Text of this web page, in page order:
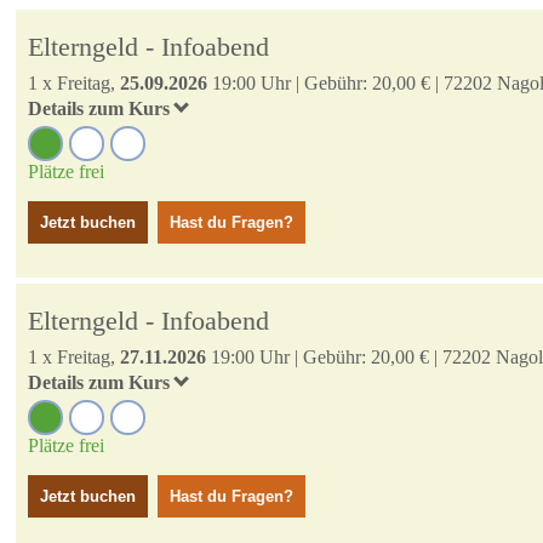
Elterngeld - Infoabend
1 x Freitag, 25.09.2026 19:00 Uhr | Gebühr: 20,00 € | 72202
Details zum Kurs
Plätze frei
Jetzt buchen Hast du Fragen?
Elterngeld - Infoabend
1 x Freitag, 27.11.2026 19:00 Uhr | Gebühr: 20,00 € | 72202
Details zum Kurs
Plätze frei
Jetzt buchen Hast du Fragen?